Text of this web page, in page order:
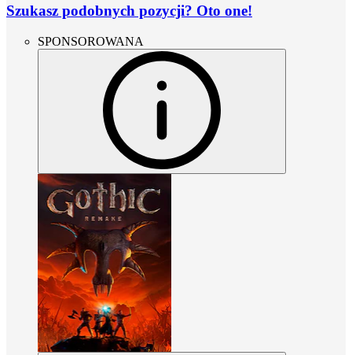
Szukasz podobnych pozycji? Oto one!
SPONSOROWANA